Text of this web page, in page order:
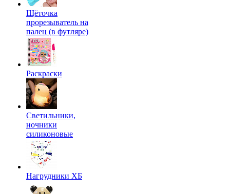
Щёточка
прорезыватель на
палец (в футляре)
Раскраски
Светильники,
ночники
силиконовые
Нагрудники ХБ